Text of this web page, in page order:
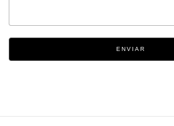
ENVIAR